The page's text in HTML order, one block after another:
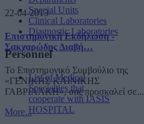
22-04-2013
Επιστημονική Εκδήλωση -
Σακχαρώδης Διαβή…
Το Επιστημονικό Συμβούλιο της
«ΓΕΝΙΚΗΣ ΚΛΙΝΙΚΗΣ
ΓΑΒΡΙΛΑΚΗ», σας προσκαλεί σε...
More...
Special Units
Clinical Laboratories
Diagnostic Laboratories
Personnel
List of Medical
Specialties that
cooperate with IASIS
HOSPITAL